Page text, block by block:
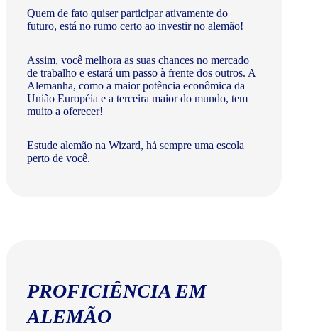
Quem de fato quiser participar ativamente do
futuro, está no rumo certo ao investir no alemão!
Assim, você melhora as suas chances no mercado
de trabalho e estará um passo à frente dos outros. A
Alemanha, como a maior potência econômica da
União Européia e a terceira maior do mundo, tem
muito a oferecer!​
Estude alemão na Wizard, há sempre uma escola
perto de você.
PROFICIÊNCIA EM
ALEMÃO